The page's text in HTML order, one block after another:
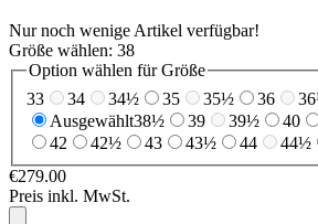
Nur noch wenige Artikel verfügbar!
Größe wählen: 38
Option wählen für Größe
33
34 34½ 35 35½ 36
Ausgewählt38½ 39 39½ 40
42
42½ 43 43½ 44 44½
€279.00
Preis inkl. MwSt.